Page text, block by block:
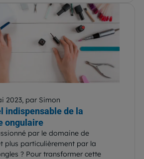
2023, par Simon
indispensable de la
ongulaire
par le domaine de
plus particulièrement par la
? Pour transformer cette